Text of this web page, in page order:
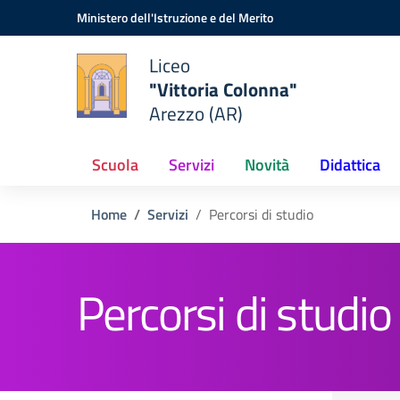
Vai ai contenuti
Vai al menu di navigazioneMinistero dell'Istruzione e del Merito
Liceo
"Vittoria Colonna"
Arezzo (AR)
Scuola Servizi Novità Didattica
Home Servizi Percorsi di studio
Percorsi di studio